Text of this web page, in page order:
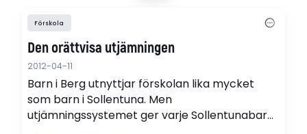
procent.
Förskola
Den orättvisa utjämningen
2012-04-11
Barn i Berg utnyttjar förskolan lika mycket
som barn i Sollentuna. Men
utjämningssystemet ger varje Sollentunabarn